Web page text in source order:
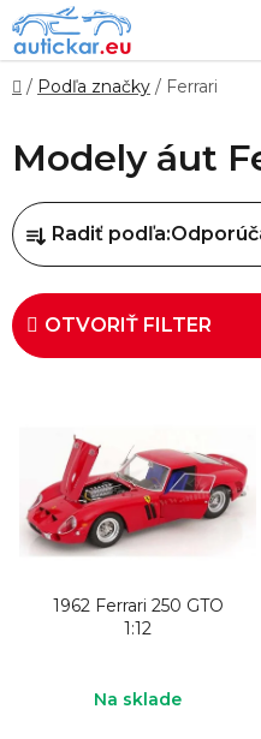
Prejsť
na
obsah
Domov
/ Podľa značky / Ferrari
Modely áut
R
a
d
e
n
o
Radiť podľa:
OTVORIŤ FILTER
s
1962 Ferrari 250 GTO
1:12
Na sklade